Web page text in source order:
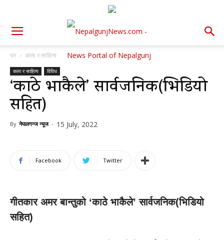
घर कला र साहित्य
कला र साहित्य विविध
‘काठे भाकैले’ सार्वजनिक(भिडियो
सहित)
By नेपालगन्ज न्यूज - 15 July, 2022
Facebook Twitter
गीतकार अमर बान्तुको ‘काठे भाकैले’ सार्वजनिक(भिडियो
सहित)